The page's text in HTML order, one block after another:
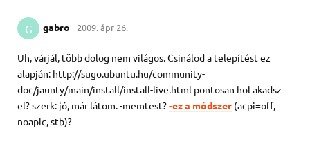
G gabro 2009. ápr 26.
Uh, várjál, több dolog nem világos. Csinálod a telepítést ez
alapján: http://sugo.ubuntu.hu/community-
doc/jaunty/main/install/install-live.html pontosan hol akadsz
el? szerk: jó, már látom. -memtest?-ez a módszer (acpi=off,
noapic, stb)?